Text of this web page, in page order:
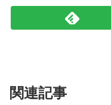
関連記事